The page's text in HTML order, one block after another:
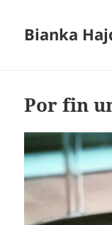
Bianka
Por fin